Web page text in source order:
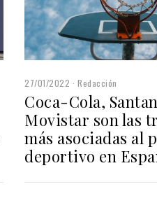
27/01/2022 Redacción
Coca-Cola,
Movistar son las
más asociadas al
deportivo en